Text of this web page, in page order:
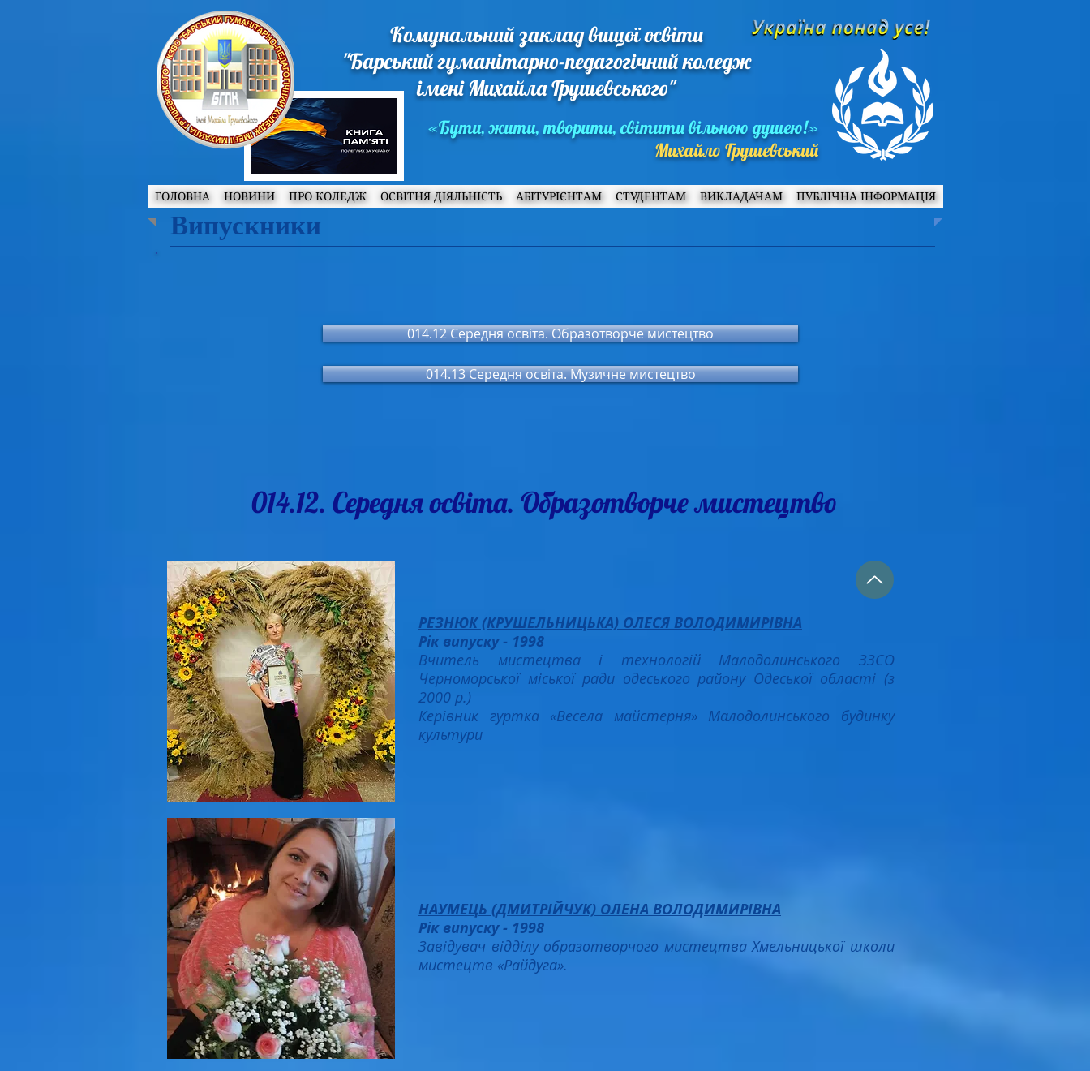
Комунальний заклад вищої освіти
"Барський гуманітарно-педагогічний коледж
імені Михайла Грушевського"
«Бути, жити, творити, світити вільною душею!»
Михайло Грушевський
ГОЛОВНА НОВИНИ ПРО КОЛЕДЖ ОСВІТНЯ ДІЯЛЬНІСТЬ АБІТУРІЄНТАМ СТУДЕНТАМ ВИКЛАДАЧАМ ПУБЛІЧНА ІНФОРМАЦІЯ
Випускники
014.13 Середня освіта. Музичне мистецтво
014.12. Середня освіта. Образотворче мистецтво
РЕЗНЮК (КРУШЕЛЬНИЦЬКА) ОЛЕСЯ ВОЛОДИМИРІВНА
Рік випуску - 1998
Вчитель мистецтва і технологій Малодолинського ЗЗСО
Черноморської міської ради одеського району Одеської області (з
2000 р.)
Керівник гуртка «Весела майстерня» Малодолинського будинку
культури
НАУМЕЦЬ (ДМИТРІЙЧУК) ОЛЕНА ВОЛОДИМИРІВНА
Рік випуску - 1998
Завідувач відділу образотворчого мистецтва Хмельницької школи
мистецтв «Райдуга».
014.12 Середня освіта. Образотворче мистецтво